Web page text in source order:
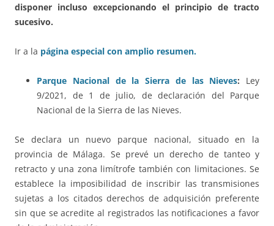
disponer incluso excepcionando el principio de tracto
sucesivo.
Ir a la página especial con amplio resumen.
Parque Nacional de la Sierra de las Nieves: Ley
9/2021, de 1 de julio, de declaración del Parque
Nacional de la Sierra de las Nieves.
Se declara un nuevo parque nacional, situado en la
provincia de Málaga. Se prevé un derecho de tanteo y
retracto y una zona limítrofe también con limitaciones. Se
establece la imposibilidad de inscribir las transmisiones
sujetas a los citados derechos de adquisición preferente
sin que se acredite al registrados las notificaciones a favor